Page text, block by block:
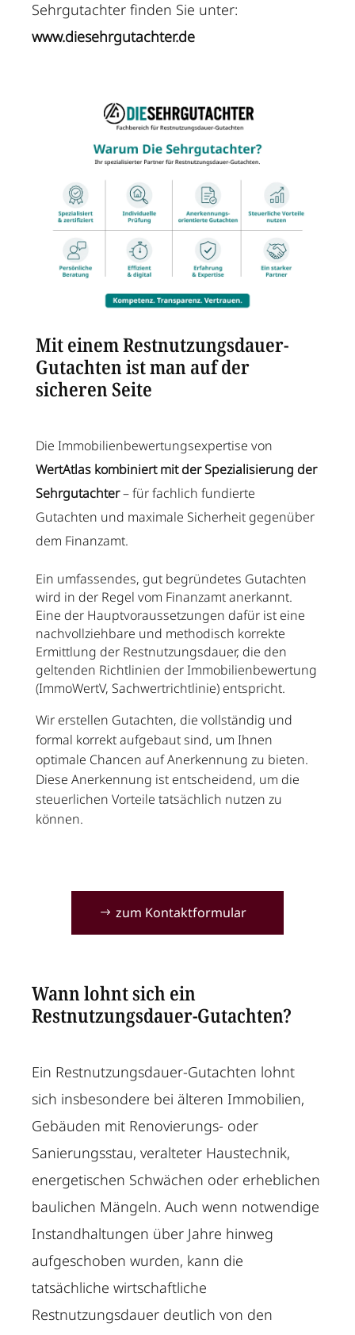
Sehrgutachter finden Sie unter:
www.diesehrgutachter.de
Mit einem Restnutzungsdauer-
Gutachten ist man auf der
sicheren Seite
Die Immobilienbewertungsexpertise von
WertAtlas kombiniert mit der Spezialisierung der
Sehrgutachter– für fachlich fundierte
Gutachten und maximale Sicherheit gegenüber
dem Finanzamt.
Ein umfassendes, gut begründetes Gutachten
wird in der Regel vom Finanzamt anerkannt.
Eine der Hauptvoraussetzungen dafür ist eine
nachvollziehbare und methodisch korrekte
Ermittlung der Restnutzungsdauer, die den
geltenden Richtlinien der Immobilienbewertung
(ImmoWertV, Sachwertrichtlinie) entspricht.
Wir erstellen Gutachten, die vollständig und
formal korrekt aufgebaut sind, um Ihnen
optimale Chancen auf Anerkennung zu bieten.
Diese Anerkennung ist entscheidend, um die
steuerlichen Vorteile tatsächlich nutzen zu
können.
zum Kontaktformular
Wann lohnt sich ein
Restnutzungsdauer-Gutachten?
Ein Restnutzungsdauer-Gutachten lohnt
sich insbesondere bei älteren Immobilien,
Gebäuden mit Renovierungs- oder
Sanierungsstau, veralteter Haustechnik,
energetischen Schwächen oder erheblichen
baulichen Mängeln. Auch wenn notwendige
Instandhaltungen über Jahre hinweg
aufgeschoben wurden, kann die
tatsächliche wirtschaftliche
Restnutzungsdauer deutlich von den